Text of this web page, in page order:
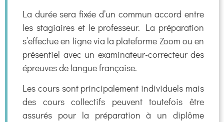
La durée sera fixée d’un commun accord entre
les stagiaires et le professeur. La préparation
s’effectue en ligne via la plateforme Zoom ou en
présentiel avec un examinateur-correcteur des
épreuves de langue française.
Les cours sont principalement individuels mais
des cours collectifs peuvent toutefois être
assurés pour la préparation à un diplôme